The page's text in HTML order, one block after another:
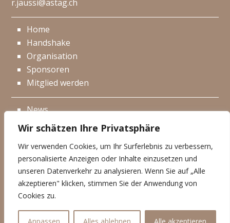
Wir schätzen Ihre Privatsphäre
Wir verwenden Cookies, um Ihr Surferlebnis zu verbessern,
personalisierte Anzeigen oder Inhalte einzusetzen und
unseren Datenverkehr zu analysieren. Wenn Sie auf „Alle
akzeptieren" klicken, stimmen Sie der Anwendung von
Cookies zu.
r.jaussi@astag.ch
Home
Handshake
Organisation
Sponsoren
Mitglied werden
News
Events
Kontakt
Impressum
Datenschutzerklärung